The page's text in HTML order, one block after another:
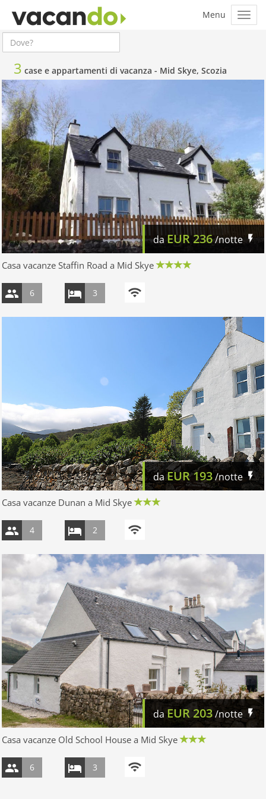
3 case e appartamenti di vacanza - Mid Skye, Scozia
da EUR 236/notte
Casa vacanze Staffin Road a Mid Skye
6 3
daEUR193/notte
Casa vacanze Dunan a Mid Skye
4 2
daEUR 203/notte
Casa vacanze Old School House a Mid Skye
6 3